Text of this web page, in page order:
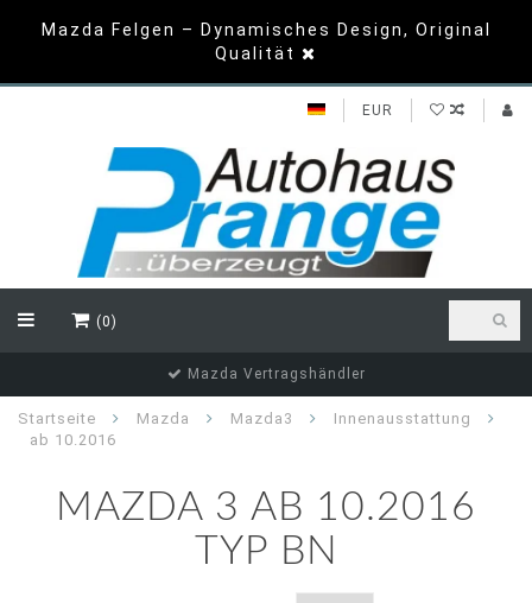
Mazda Felgen – Dynamisches Design, Original
Qualität
EUR
(0)
Top Bewertungen
Startseite Mazda Mazda3
Innenausstattung
ab 10.2016
MAZDA 3 AB 10.2016
TYP BN